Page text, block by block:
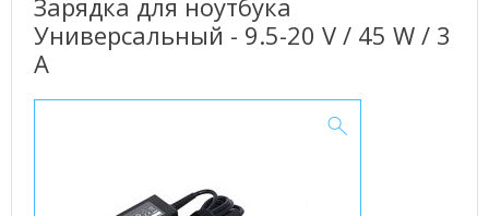
Зарядка для ноутбука
Универсальный - 9.5-20 V / 45 W / 3
А